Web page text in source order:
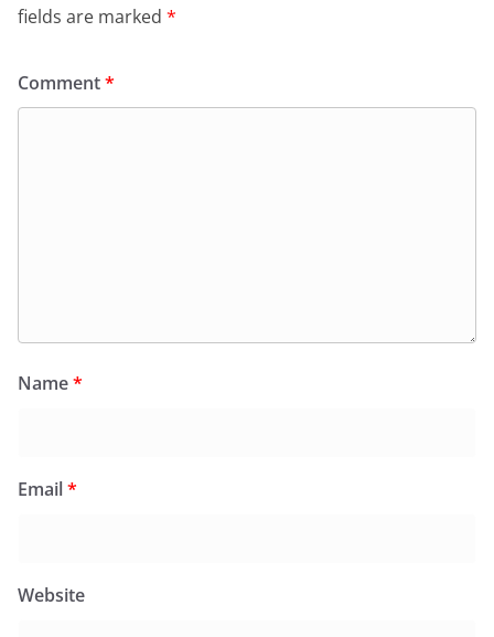
fields are marked *
Comment*
Name*
Email*
Website